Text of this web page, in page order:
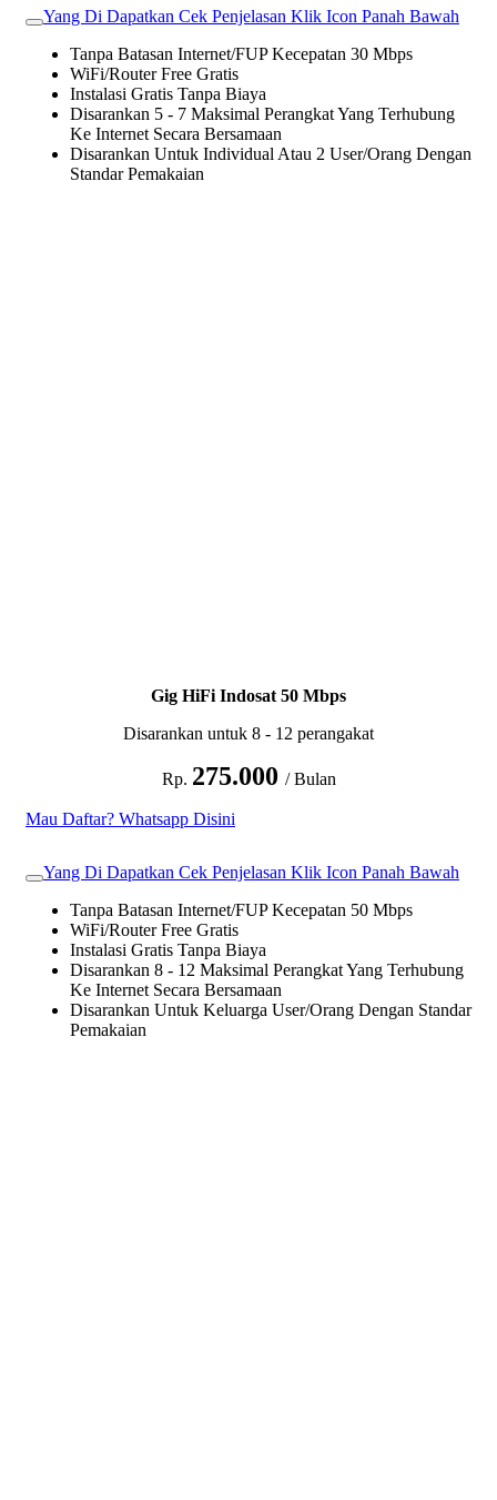
Yang Di Dapatkan Cek Penjelasan Klik Icon Panah Bawah
Tanpa Batasan Internet/FUP Kecepatan 30 Mbps
WiFi/Router Free Gratis
Instalasi Gratis Tanpa Biaya
Disarankan 5 - 7 Maksimal Perangkat Yang Terhubung
Ke Internet Secara Bersamaan
Disarankan Untuk Individual Atau 2 User/Orang Dengan
Standar Pemakaian
Gig HiFi Indosat 50 Mbps
Disarankan untuk 8 - 12 perangakat
Rp. 275.000 / Bulan
Mau Daftar? Whatsapp Disini
Yang Di Dapatkan Cek Penjelasan Klik Icon Panah Bawah
Tanpa Batasan Internet/FUP Kecepatan 50 Mbps
WiFi/Router Free Gratis
Instalasi Gratis Tanpa Biaya
Disarankan 8 - 12 Maksimal Perangkat Yang Terhubung
Ke Internet Secara Bersamaan
Disarankan Untuk Keluarga User/Orang Dengan Standar
Pemakaian